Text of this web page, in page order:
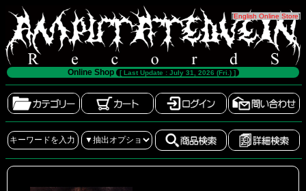
[English Online Store]
Online Shop [ Last Update : July 31, 2026 (Fri.) ]